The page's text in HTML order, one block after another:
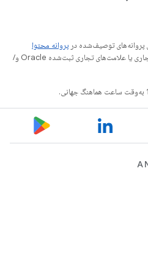
پروانه‌های توصیف‌شده در پروانه محتوا
هستند. جاوا و OpenJDK علامت‌های تجاری یا علامت‌های تجاری ثبت‌شده Oracle و/